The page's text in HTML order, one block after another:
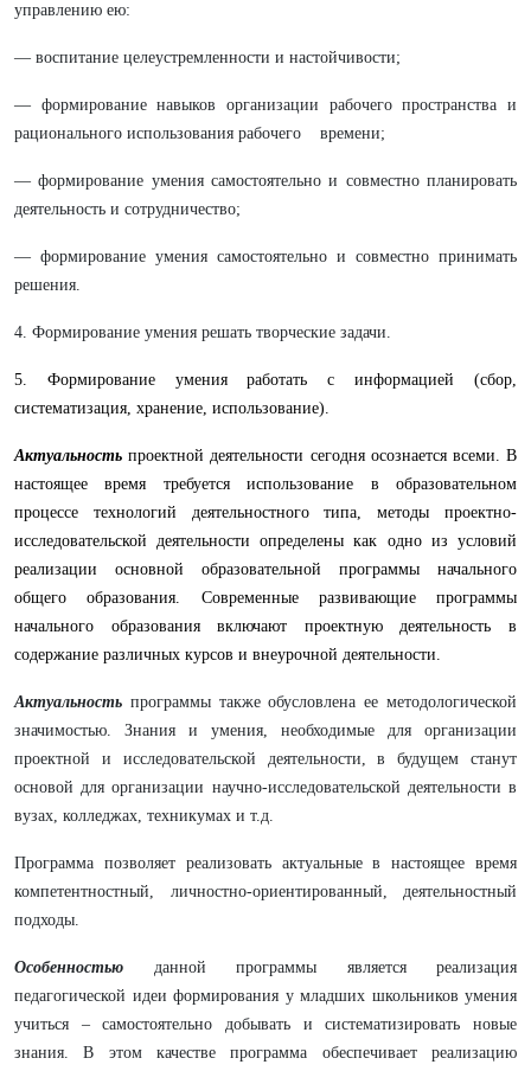
управлению ею:
— воспитание целеустремленности и настойчивости;
— формирование навыков организации рабочего пространства и
рационального использования рабочего времени;
— формирование умения самостоятельно и совместно планировать
деятельность и сотрудничество;
— формирование умения самостоятельно и совместно принимать
решения.
4. Формирование умения решать творческие задачи.
5. Формирование умения работать с информацией (сбор,
систематизация, хранение, использование).
Актуальность проектной деятельности сегодня осознается всеми. В
настоящее время требуется использование в образовательном
процессе технологий деятельностного типа, методы проектно-
исследовательской деятельности определены как одно из условий
реализации основной образовательной программы начального
общего образования. Современные развивающие программы
начального образования включают проектную деятельность в
содержание различных курсов и внеурочной деятельности.
Актуальность программы также обусловлена ее методологической
значимостью. Знания и умения, необходимые для организации
проектной и исследовательской деятельности, в будущем станут
основой для организации научно-исследовательской деятельности в
вузах, колледжах, техникумах и т.д.
Программа позволяет реализовать актуальные в настоящее время
компетентностный, личностно-ориентированный, деятельностный
подходы.
Особенностью данной программы является реализация
педагогической идеи формирования у младших школьников умения
учиться – самостоятельно добывать и систематизировать новые
знания. В этом качестве программа обеспечивает реализацию